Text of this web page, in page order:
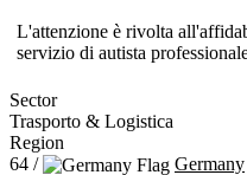
L'attenzione è rivolta
servizio di autista
Sector
Trasporto & Logistica
Region
64 /
Germany